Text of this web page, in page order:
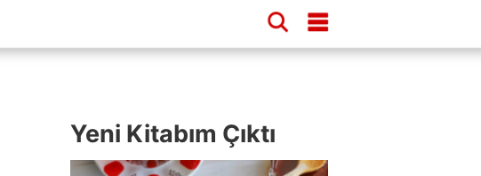
Yeni Kitabım Çıktı